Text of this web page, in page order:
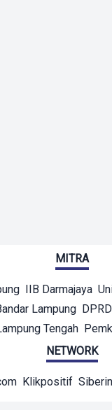
MITRA
IIB Darmajaya
Lampung
Tengah
NETWORK
Klikpositif